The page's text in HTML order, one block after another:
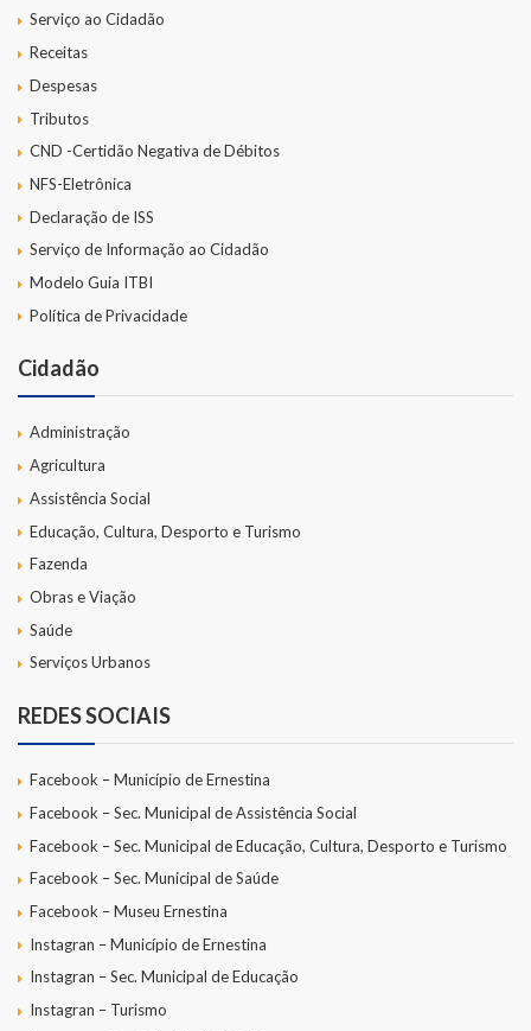
Serviço ao Cidadão
Receitas
Despesas
Tributos
CND -Certidão Negativa de Débitos
NFS-Eletrônica
Declaração de ISS
Serviço de Informação ao Cidadão
Modelo Guia ITBI
Política de Privacidade
Cidadão
Administração
Agricultura
Assistência Social
Educação, Cultura, Desporto e Turismo
Fazenda
Obras e Viação
Saúde
Serviços Urbanos
REDES SOCIAIS
Facebook – Município de Ernestina
Facebook – Sec. Municipal de Assistência Social
Facebook – Sec. Municipal de Educação, Cultura, Desporto e Turismo
Facebook – Sec. Municipal de Saúde
Facebook – Museu Ernestina
Instagran – Município de Ernestina
Instagran – Sec. Municipal de Educação
Instagran – Turismo